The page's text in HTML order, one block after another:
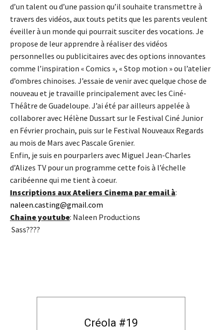
d’un talent ou d’une passion qu’il souhaite transmettre à
travers des vidéos, aux touts petits que les parents veulent
éveiller à un monde qui pourrait susciter des vocations. Je
propose de leur apprendre à réaliser des vidéos
personnelles ou publicitaires avec des options innovantes
comme l’inspiration « Comics », « Stop motion » ou l’atelier
d’ombres chinoises. J’essaie de venir avec quelque chose de
nouveau et je travaille principalement avec les Ciné-
Théâtre de Guadeloupe. J’ai été par ailleurs appelée à
collaborer avec Hélène Dussart sur le Festival Ciné Junior
en Février prochain, puis sur le Festival Nouveaux Regards
au mois de Mars avec Pascale Grenier.
Enfin, je suis en pourparlers avec Miguel Jean-Charles
d’Alizes TV pour un programme cette fois à l’échelle
caribéenne qui me tient à coeur.
Inscriptions aux Ateliers Cinema par email à:
naleen.casting@gmail.com
Chaine youtube: Naleen Productions
Sass????
Créola #19